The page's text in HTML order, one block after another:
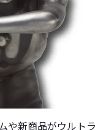
や新商品がウルト